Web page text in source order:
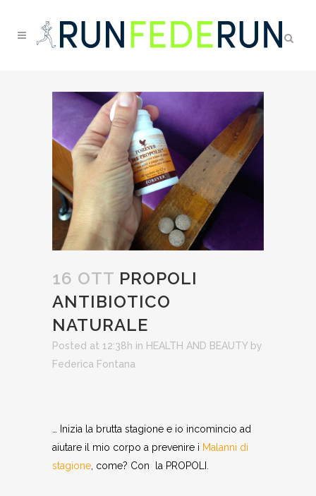
16 OTT PROPOLI
ANTIBIOTICO
NATURALE
Posted at 12:38h in HEALTH AND BEAUTY by
Federica Fontana
… Inizia la brutta stagione e io incomincio ad
aiutare il mio corpo a prevenire i Malanni di
stagione , come? Con la PROPOLI.